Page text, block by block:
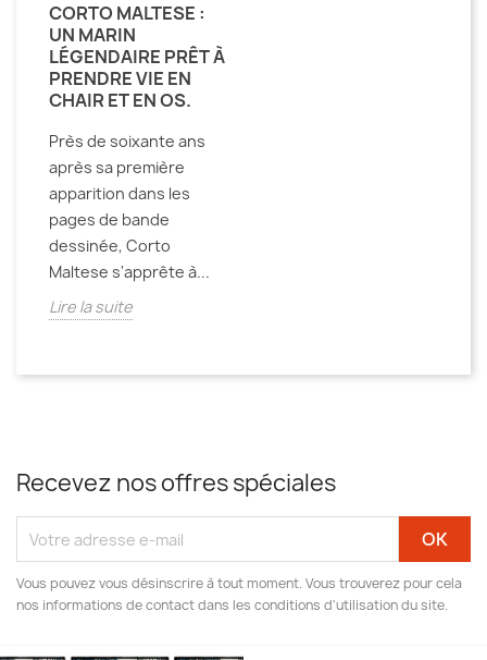
CORTO MALTESE :
UN MARIN
LÉGENDAIRE PRÊT À
PRENDRE VIE EN
CHAIR ET EN OS.
Près de soixante ans
après sa première
apparition dans les
pages de bande
dessinée, Corto
Maltese s'apprête à...
Lire la suite
Recevez nos offres spéciales
Vous pouvez vous désinscrire à tout moment. Vous trouverez pour cela
nos informations de contact dans les conditions d'utilisation du site.